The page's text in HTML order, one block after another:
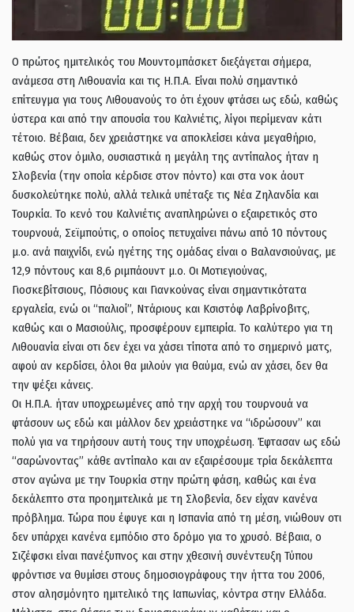
Ο πρώτος ημιτελικός του Μουντομπάσκετ διεξάγεται σήμερα,
ανάμεσα στη Λιθουανία και τις Η.Π.Α. Είναι πολύ σημαντικό
επίτευγμα για τους Λιθουανούς το ότι έχουν φτάσει ως εδώ, καθώς
ύστερα και από την απουσία του Καλνιέτις, λίγοι περίμεναν κάτι
τέτοιο. Βέβαια, δεν χρειάστηκε να αποκλείσει κάνα μεγαθήριο,
καθώς στον όμιλο, ουσιαστικά η μεγάλη της αντίπαλος ήταν η
Σλοβενία (την οποία κέρδισε στον πόντο) και στα νοκ άουτ
δυσκολεύτηκε πολύ, αλλά τελικά υπέταξε τις Νέα Ζηλανδία και
Τουρκία. Το κενό του Καλνιέτις αναπληρώνει ο εξαιρετικός στο
τουρνουά, Σεϊμπούτις, ο οποίος πετυχαίνει πάνω από 10 πόντους
μ.ο. ανά παιχνίδι, ενώ ηγέτης της ομάδας είναι ο Βαλανσιούνας, με
12,9 πόντους και 8,6 ριμπάουντ μ.ο. Οι Μοτιεγιούνας,
Γιοσκεβίτσιους, Πόσιους και Γιανκούνας είναι σημαντικότατα
εργαλεία, ενώ οι “παλιοί”, Ντάριους και Κσιστόφ Λαβρίνοβιτς,
καθώς και ο Μασιούλις, προσφέρουν εμπειρία. Το καλύτερο για τη
Λιθουανία είναι οτι δεν έχει να χάσει τίποτα από το σημερινό ματς,
αφού αν κερδίσει, όλοι θα μιλούν για θαύμα, ενώ αν χάσει, δεν θα
την ψέξει κάνεις.
Οι Η.Π.Α. ήταν υποχρεωμένες από την αρχή του τουρνουά να
φτάσουν ως εδώ και μάλλον δεν χρειάστηκε να “ιδρώσουν” και
πολύ για να τηρήσουν αυτή τους την υποχρέωση. Έφτασαν ως εδώ
“σαρώνοντας” κάθε αντίπαλο και αν εξαιρέσουμε τρία δεκάλεπτα
στον αγώνα με την Τουρκία στην πρώτη φάση, καθώς και ένα
δεκάλεπτο στα προημιτελικά με τη Σλοβενία, δεν είχαν κανένα
πρόβλημα. Τώρα που έφυγε και η Ισπανία από τη μέση, νιώθουν οτι
δεν υπάρχει κανένα εμπόδιο στο δρόμο για το χρυσό. Βέβαια, ο
Σιζέφσκι είναι πανέξυπνος και στην χθεσινή συνέντευξη Τύπου
φρόντισε να θυμίσει στους δημοσιογράφους την ήττα του 2006,
στον αλησμόνητο ημιτελικό της Ιαπωνίας, κόντρα στην Ελλάδα.